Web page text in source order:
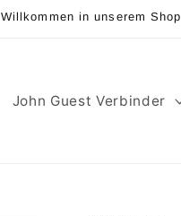
Willkommen in unserem Shop
John Guest Verbinder